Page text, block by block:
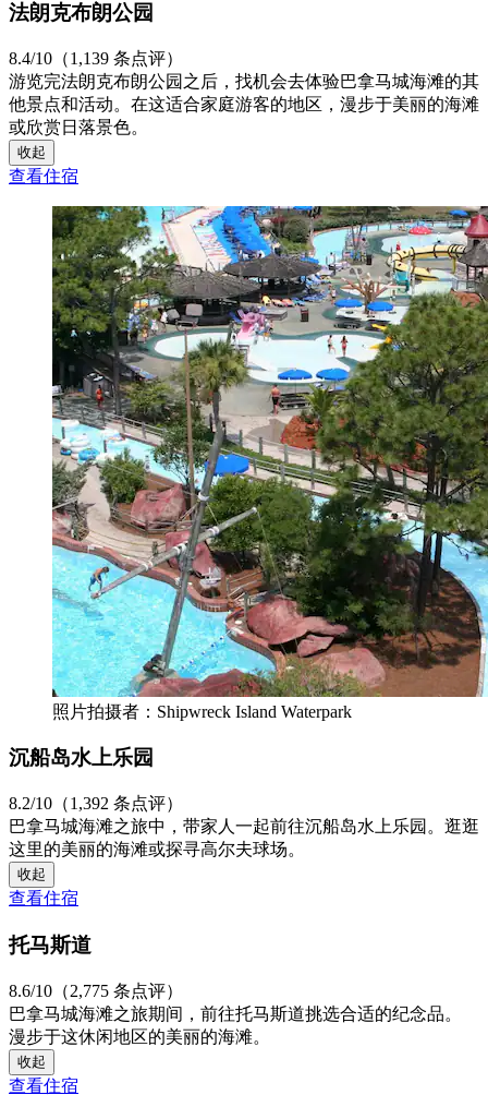
法朗克布朗公园
8.4/10（1,139 条点评）
游览完法朗克布朗公园之后，找机会去体验巴拿马城海滩的其
他景点和活动。在这适合家庭游客的地区，漫步于美丽的海滩
或欣赏日落景色。
收起
查看住宿
照片拍摄者：Shipwreck Island Waterpark
沉船岛水上乐园
8.2/10（1,392 条点评）
巴拿马城海滩之旅中，带家人一起前往沉船岛水上乐园。逛逛
这里的美丽的海滩或探寻高尔夫球场。
收起
查看住宿
托马斯道
8.6/10（2,775 条点评）
巴拿马城海滩之旅期间，前往托马斯道挑选合适的纪念品。
漫步于这休闲地区的美丽的海滩。
收起
查看住宿